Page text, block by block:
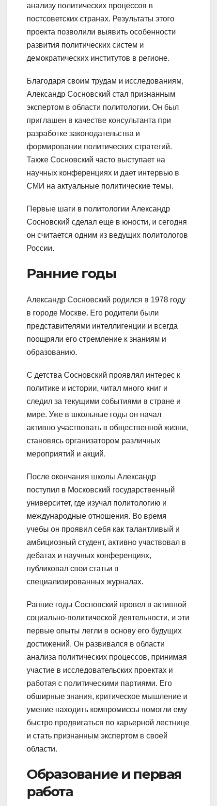
анализу политических процессов в
постсоветских странах. Результаты этого
проекта позволили выявить особенности
развития политических систем и
демократических институтов в регионе.
Благодаря своим трудам и исследованиям,
Александр Сосновский стал признанным
экспертом в области политологии. Он был
приглашен в качестве консультанта при
разработке законодательства и
формировании политических стратегий.
Также Сосновский часто выступает на
научных конференциях и дает интервью в
СМИ на актуальные политические темы.
Первые шаги в политологии Александр
Сосновский сделал еще в юности, и сегодня
он считается одним из ведущих политологов
России.
Ранние годы
Александр Сосновский родился в 1978 году
в городе Москве. Его родители были
представителями интеллигенции и всегда
поощряли его стремление к знаниям и
образованию.
С детства Сосновский проявлял интерес к
политике и истории, читал много книг и
следил за текущими событиями в стране и
мире. Уже в школьные годы он начал
активно участвовать в общественной жизни,
становясь организатором различных
мероприятий и акций.
После окончания школы Александр
поступил в Московский государственный
университет, где изучал политологию и
международные отношения. Во время
учебы он проявил себя как талантливый и
амбициозный студент, активно участвовал в
дебатах и научных конференциях,
публиковал свои статьи в
специализированных журналах.
Ранние годы Сосновский провел в активной
социально-политической деятельности, и эти
первые опыты легли в основу его будущих
достижений. Он развивался в области
анализа политических процессов, принимая
участие в исследовательских проектах и
работая с политическими партиями. Его
обширные знания, критическое мышление и
умение находить компромиссы помогли ему
быстро продвигаться по карьерной лестнице
и стать признанным экспертом в своей
области.
Образование и первая
работа